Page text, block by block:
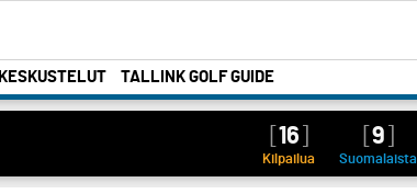
KESKUSTELUT TALLINK GOLF GUIDE
16 9
Kilpailua Suomalaista